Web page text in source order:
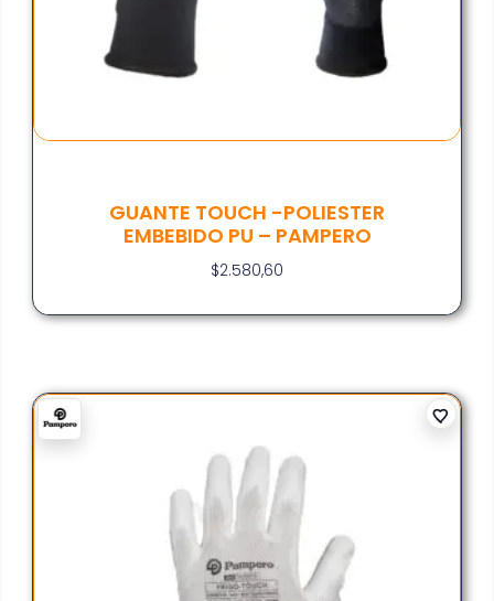
GUANTE TOUCH -POLIESTER
EMBEBIDO PU – PAMPERO
$2.580,60